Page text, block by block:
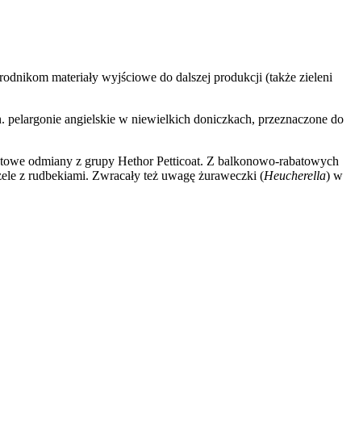
materiały wyjściowe do dalszej produkcji (także zieleni
angielskie w niewielkich doniczkach, przeznaczone do
odmiany z grupy Hethor Petticoat. Z balkonowo-rabatowych
z rudbekiami. Zwracały też uwagę żuraweczki (Heucherella) w